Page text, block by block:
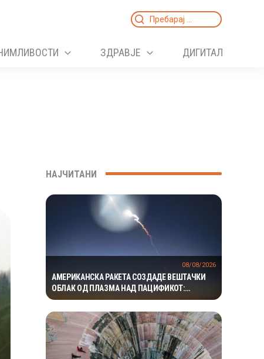
Search
ЗДРАВЈЕ ДИГИТАЛ
НАЈЧИТАНИ
АМЕРИКАНСКА РАКЕТА СОЗДАДЕ ВЕШТАЧКИ
ОБЛАК ОД ПЛАЗМА НАД ПАЦИФИКОТ:
ЕКСПЕРИМЕНТОТ МОЖЕ ДА ПОМОГНЕ ВО
ЗАШТИТАТА НА САТЕЛИТИТЕ
08/08/2026